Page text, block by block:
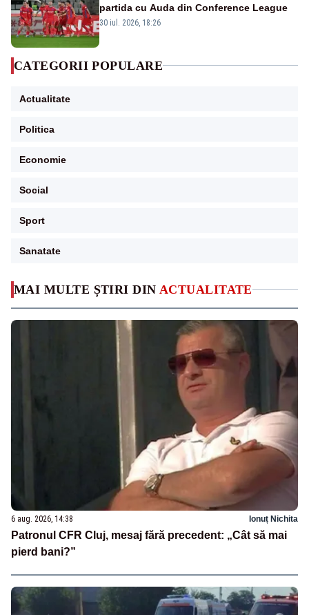
MAI MULTE ȘTIRI DIN ACTUALITATE
6 aug. 2026, 14:38 Ionuț Nichita
Patronul CFR Cluj, mesaj fără precedent: „Cât să mai
pierd bani?”
partida cu Auda din Conference League
30 iul. 2026, 18:26
CATEGORII POPULARE
Actualitate
Politica
Economie
Social
Sport
Sanatate